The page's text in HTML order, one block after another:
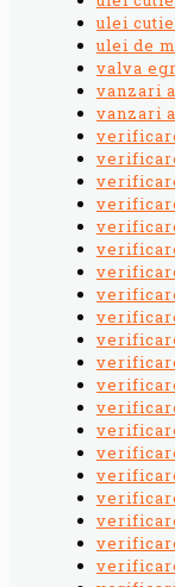
ulei
ulei de
valva egr
vanzari
vanzari